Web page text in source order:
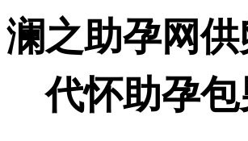
澜之助孕网
代怀助孕